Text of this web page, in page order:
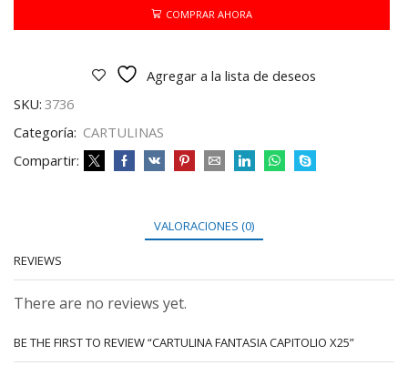
COMPRAR AHORA
Agregar a la lista de deseos
SKU: 3736
Categoría: CARTULINAS
Compartir:
VALORACIONES (0)
REVIEWS
There are no reviews yet.
BE THE FIRST TO REVIEW “CARTULINA FANTASIA CAPITOLIO X25”